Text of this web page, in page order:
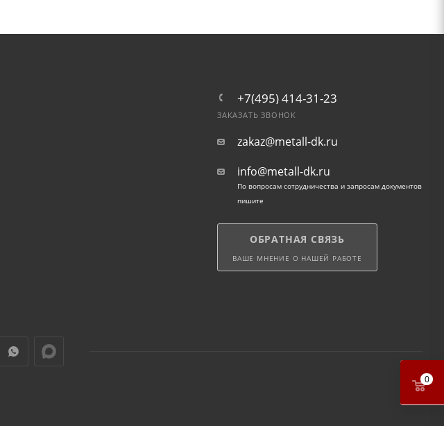
+7(495) 414-31-23
ЗАКАЗАТЬ ЗВОНОК
zakaz@metall-dk.ru
info@metall-dk.ru
По вопросам сотрудничества и запросам документов
пишите
ОБРАТНАЯ СВЯЗЬ
ВАШЕ МНЕНИЕ О НАШЕЙ РАБОТЕ
0